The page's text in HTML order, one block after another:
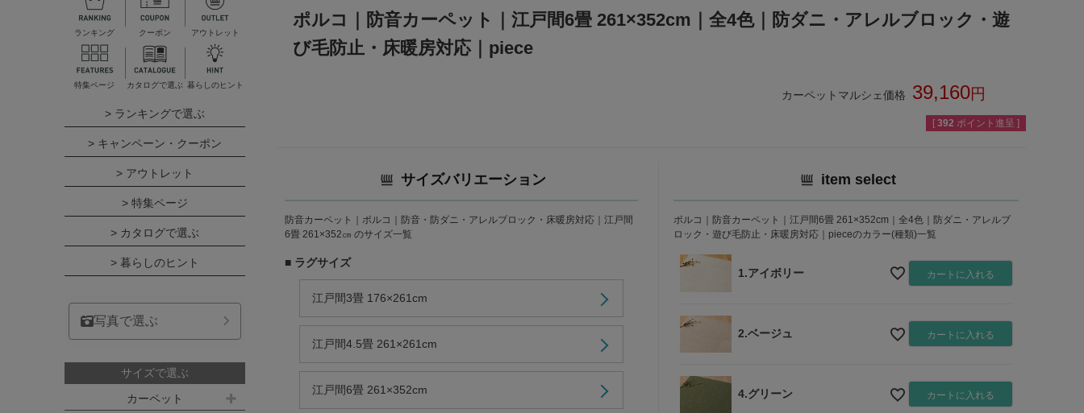
ランキング クーポン アウトレット
特集ページ カタログで選ぶ 暮らしのヒント
> ランキングで選ぶ
> キャンペーン・クーポン
> アウトレット
> 特集ページ
> カタログで選ぶ
> 暮らしのヒント
写真で選ぶ
サイズで選ぶ
カーペット
ポルコ｜防音カーペット｜江戸間6畳 261×352cm｜全4色｜防ダニ・アレルブロック・遊
び毛防止・床暖房対応｜piece
カーペットマルシェ価格 39,160
[ 392 ポイント進呈 ]
サイズバリエーション
防音カーペット｜ポルコ｜防音・防ダニ・アレルブロック・床暖房対応｜江戸間
6畳 261×352㎝ のサイズ一覧
■ ラグサイズ
江戸間3畳 176×261cm
江戸間4.5畳 261×261cm
江戸間6畳 261×352cm
item select
ポルコ｜防音カーペット｜江戸間6畳 261×352cm｜全4色｜防ダニ・アレルブ
ロック・遊び毛防止・床暖房対応｜pieceのカラー(種類)一覧
1.アイボリー カートに入れる
2.ベージュ カートに入れる
4.グリーン カートに入れる